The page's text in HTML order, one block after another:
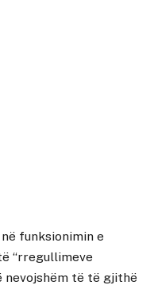
funksionimin e
“rregullimeve
nevojshëm të të gjithë